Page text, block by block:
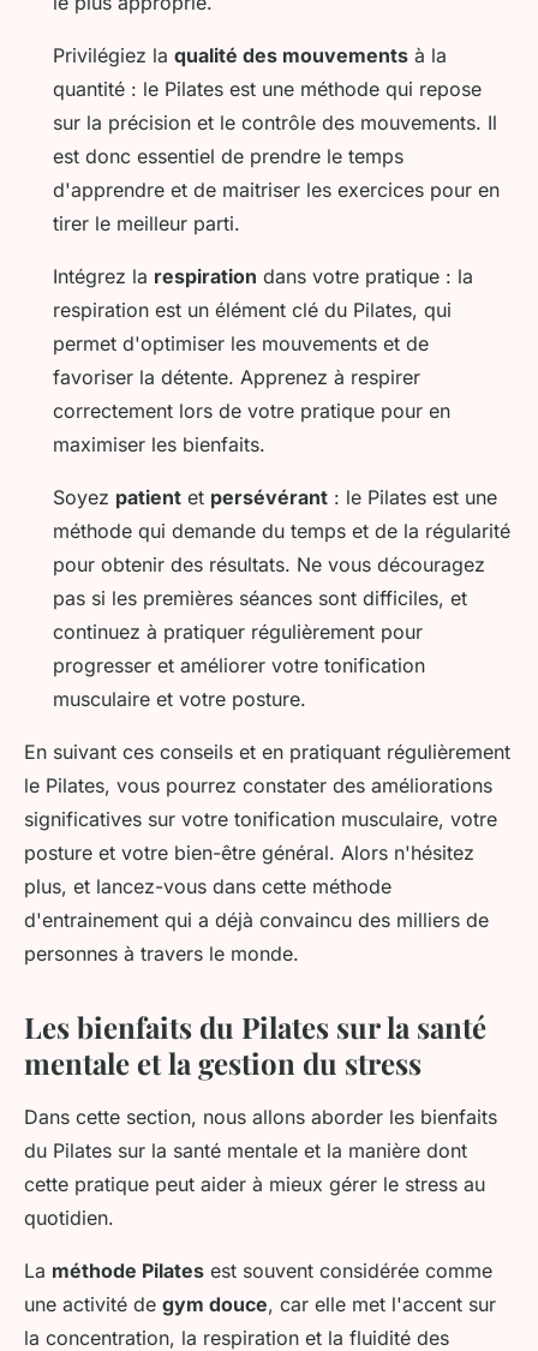
Privilégiez la qualité des mouvements à la
quantité : le Pilates est une méthode qui repose
sur la précision et le contrôle des mouvements. Il
est donc essentiel de prendre le temps
d'apprendre et de maitriser les exercices pour en
tirer le meilleur parti.
Intégrez la respiration dans votre pratique : la
respiration est un élément clé du Pilates, qui
permet d'optimiser les mouvements et de
favoriser la détente. Apprenez à respirer
correctement lors de votre pratique pour en
maximiser les bienfaits.
Soyez patient et persévérant : le Pilates est une
méthode qui demande du temps et de la régularité
pour obtenir des résultats. Ne vous découragez
pas si les premières séances sont difficiles, et
continuez à pratiquer régulièrement pour
progresser et améliorer votre tonification
musculaire et votre posture.
En suivant ces conseils et en pratiquant régulièrement
le Pilates, vous pourrez constater des améliorations
significatives sur votre tonification musculaire, votre
posture et votre bien-être général. Alors n'hésitez
plus, et lancez-vous dans cette méthode
d'entrainement qui a déjà convaincu des milliers de
personnes à travers le monde.
Les bienfaits du Pilates sur la santé
mentale et la gestion du stress
Dans cette section, nous allons aborder les bienfaits
du Pilates sur la santé mentale et la manière dont
cette pratique peut aider à mieux gérer le stress au
quotidien.
La méthode Pilates est souvent considérée comme
une activité de gym douce, car elle met l'accent sur
la concentration, la respiration et la fluidité des